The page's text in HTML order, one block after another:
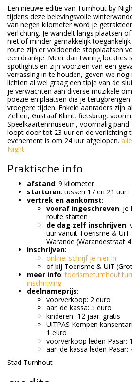
Een nieuwe editie van Turnhout by
tijdens deze belevingsvolle
van negen kilometer word je
verlichting. Je wandelt langs plaatsen
niet of minder gemakkelijk toegankelijk
route zijn er voldoende stopplaatsen
een drankje. Meer dan twintig locaties
spotlights en zijn voorzien van een
verrassing in te houden, geven we
lichten al wel graag een tipje van de
je verwachten aan diverse muzikale
poëzie en plaatsen die je
vroegere tijden. Enkele aanraders zijn
Zellien, Gustaaf Klimt, fietsbrug,
Speelkaartenmuseum, voormalig
loopt door tot 23 uur en de verlichting
evenement is om 24 uur afgelopen.
Night
Praktische info
afstand: 9 kilometer
starturen: tussen 17 en 21 uur
vertrek en aankomst:
vooraf ingeschreven: je
route starten
de dag zelf inschrijven:
uur vanuit Toerisme &
Warande (Warandestraat
inschrijven:
online: schrijf je hier in
of bij Toerisme & UiT
meer info:
inschrijving
deelnameprijs:
voorverkoop: 2 euro
aan de kassa: 5 euro
kinderen -12 jaar: gratis
UiTPAS Kempen
1 euro
voorverkoop leden Pasar:
aan de kassa leden Pasar:
Stad Turnhout